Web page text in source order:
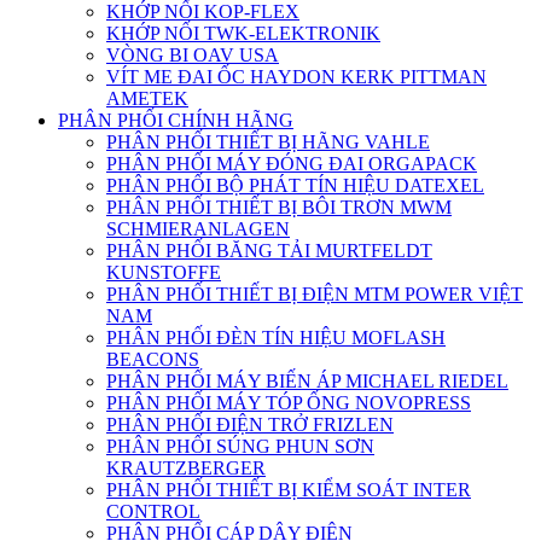
KHỚP NỐI KOP-FLEX
KHỚP NỐI TWK-ELEKTRONIK
VÒNG BI OAV USA
VÍT ME ĐAI ỐC HAYDON KERK PITTMAN
AMETEK
PHÂN PHỐI CHÍNH HÃNG
PHÂN PHỐI THIẾT BỊ HÃNG VAHLE
PHÂN PHỐI MÁY ĐÓNG ĐAI ORGAPACK
PHÂN PHỐI BỘ PHÁT TÍN HIỆU DATEXEL
PHÂN PHỐI THIẾT BỊ BÔI TRƠN MWM
SCHMIERANLAGEN
PHÂN PHỐI BĂNG TẢI MURTFELDT
KUNSTOFFE
PHÂN PHỐI THIẾT BỊ ĐIỆN MTM POWER VIỆT
NAM
PHÂN PHỐI ĐÈN TÍN HIỆU MOFLASH
BEACONS
PHÂN PHỐI MÁY BIẾN ÁP MICHAEL RIEDEL
PHÂN PHỐI MÁY TÓP ỐNG NOVOPRESS
PHÂN PHỐI ĐIỆN TRỞ FRIZLEN
PHÂN PHỐI SÚNG PHUN SƠN
KRAUTZBERGER
PHÂN PHỐI THIẾT BỊ KIỂM SOÁT INTER
CONTROL
PHÂN PHỐI CÁP DÂY ĐIỆN